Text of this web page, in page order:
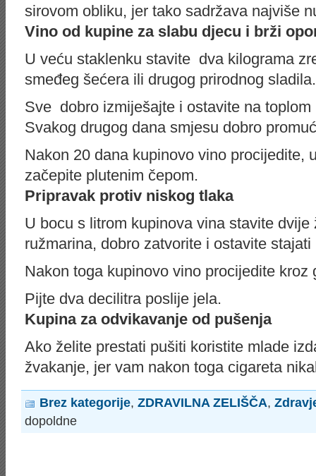
sirovom obliku, jer tako sadržava najviše
Vino od kupine za slabu djecu i brži
U veću staklenku stavite dva kilograma
smeđeg šećera ili drugog prirodnog sladila.
Sve dobro izmiješajte i ostavite na
Svakog drugog dana smjesu dobro
Nakon 20 dana kupinovo vino procijedite,
začepite plutenim čepom.
Pripravak protiv niskog tlaka
U bocu s litrom kupinova vina stavite
ružmarina, dobro zatvorite i ostavite stajati
Nakon toga kupinovo vino procijedite kroz
Pijte dva decilitra poslije jela.
Kupina za odvikavanje od pušenja
Ako želite prestati pušiti koristite mlade
žvakanje, jer vam nakon toga cigareta
Brez kategorije, ZDRAVILNA ZELIŠČA,
dopoldne